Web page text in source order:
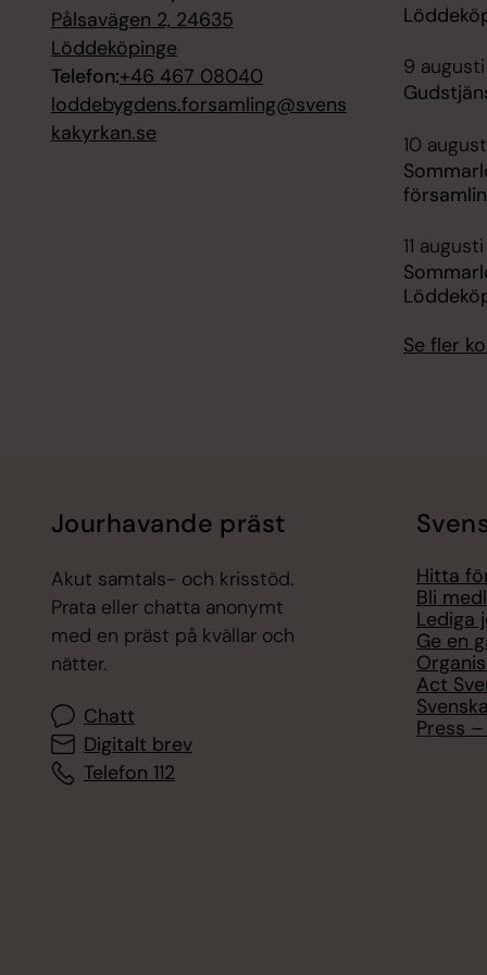
Pålsavägen 2, 24635
Löddeköpinge
Telefon:+46 467 08040
loddebygdens.forsamling@svens
kakyrkan.se
9 augusti
10
11
Se fler
Jourhavande präst
Akut samtals- och krisstöd.
Prata eller chatta anonymt
med en präst på kvällar och
nätter.
Chatt
Digitalt brev
Telefon 112
Hitta
Bli
Lediga
Ge en
Act
Press